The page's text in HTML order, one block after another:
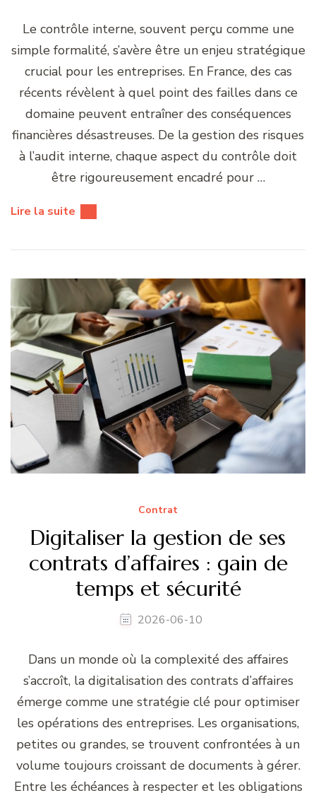
Le contrôle interne, souvent perçu comme une
simple formalité, s’avère être un enjeu stratégique
crucial pour les entreprises. En France, des cas
récents révèlent à quel point des failles dans ce
domaine peuvent entraîner des conséquences
financières désastreuses. De la gestion des risques
à l’audit interne, chaque aspect du contrôle doit
être rigoureusement encadré pour …
Lire la suite
Contrat
Digitaliser la gestion de ses
contrats d’affaires : gain de
temps et sécurité
2026-06-10
Dans un monde où la complexité des affaires
s’accroît, la digitalisation des contrats d’affaires
émerge comme une stratégie clé pour optimiser
les opérations des entreprises. Les organisations,
petites ou grandes, se trouvent confrontées à un
volume toujours croissant de documents à gérer.
Entre les échéances à respecter et les obligations